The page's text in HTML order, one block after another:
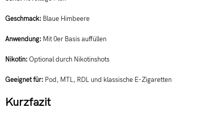
Geschmack: Blaue Himbeere
Anwendung: Mit 0er Basis auffüllen
Nikotin: Optional durch Nikotinshots
Geeignet für: Pod, MTL, RDL und klassische E-Zigaretten
Kurzfazit